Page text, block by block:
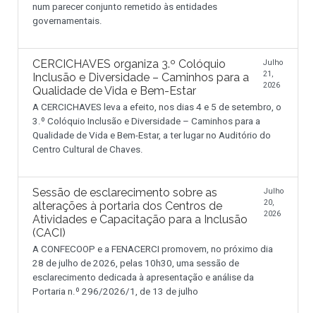
num parecer conjunto remetido às entidades
governamentais.
CERCICHAVES organiza 3.º Colóquio
Inclusão e Diversidade – Caminhos para a
Qualidade de Vida e Bem-Estar
Julho
21,
2026
A CERCICHAVES leva a efeito, nos dias 4 e 5 de setembro, o
3.º Colóquio Inclusão e Diversidade – Caminhos para a
Qualidade de Vida e Bem-Estar, a ter lugar no Auditório do
Centro Cultural de Chaves.
Sessão de esclarecimento sobre as
alterações à portaria dos Centros de
Atividades e Capacitação para a Inclusão
(CACI)
Julho
20,
2026
A CONFECOOP e a FENACERCI promovem, no próximo dia
28 de julho de 2026, pelas 10h30, uma sessão de
esclarecimento dedicada à apresentação e análise da
Portaria n.º 296/2026/1, de 13 de julho